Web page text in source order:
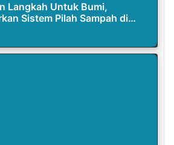
Langkah Untuk Bumi,
Sistem Pilah Sampah di